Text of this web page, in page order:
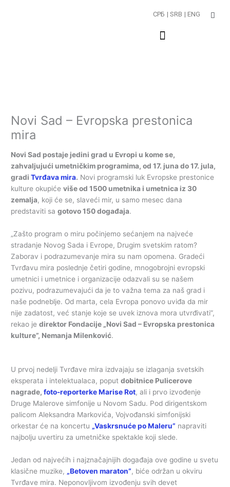
СРБ | SRB | ENG
Novi Sad – Evropska prestonica
mira
Novi Sad postaje jedini grad u Evropi u kome se,
zahvaljujući umetničkim programima, od 17. juna do 17. jula,
gradiTvrđava mira. Novi programski luk Evropske prestonice
kulture okupićeviše od 1500 umetnika i umetnica iz 30
zemalja, koji će se, slaveći mir, u samo mesec dana
predstaviti sagotovo 150 događaja.
„Zašto program o miru počinjemo sećanjem na najveće
stradanje Novog Sada i Evrope, Drugim svetskim ratom?
Zaborav i podrazumevanje mira su nam opomena. Gradeći
Tvrđavu mira poslednje četiri godine, mnogobrojni evropski
umetnici i umetnice i organizacije odazvali su se našem
pozivu, podrazumevajući da je to važna tema za naš grad i
naše podneblje. Od marta, cela Evropa ponovo uviđa da mir
nije zadatost, već stanje koje se uvek iznova mora utvrđivati”,
rekao jedirektor Fondacije „Novi Sad – Evropska prestonica
kulture”, Nemanja Milenković.
U prvoj nedelji Tvrđave mira izdvajaju se izlaganja svetskih
eksperata i intelektualaca, poputdobitnice Pulicerove
nagrade,foto-reporterke Marise Rot, ali i prvo izvođenje
Druge Malerove simfonije u Novom Sadu. Pod dirigentskom
palicom Aleksandra Markovića, Vojvođanski simfonijski
orkestar će na koncertu „Vaskrsnuće po Maleru” napraviti
najbolju uvertiru za umetničke spektakle koji slede.
Jedan od najvećih i najznačajnijih događaja ove godine u svetu
klasične muzike, „Betoven maraton”, biće održan u okviru
Tvrđave mira. Neponovljivom izvođenju svih devet